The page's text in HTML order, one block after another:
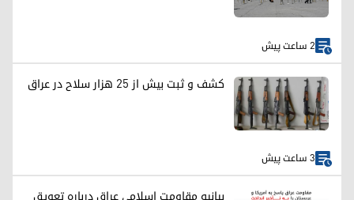
2 ساعت پیش
کشف و ثبت بیش از ۲۵ هزار سلاح در عراق
3 ساعت پیش